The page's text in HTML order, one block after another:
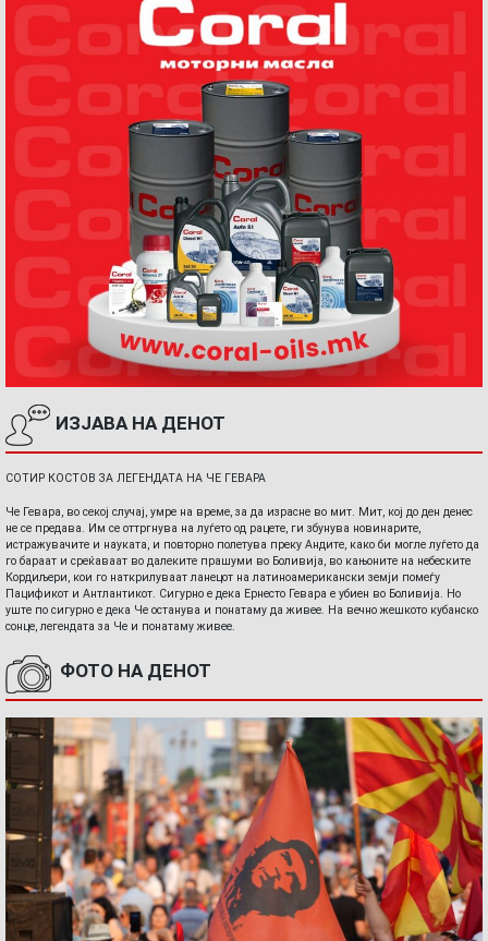
ИЗЈАВА НА ДЕНОТ
СОТИР КОСТОВ ЗА ЛЕГЕНДАТА НА ЧЕ ГЕВАРА
Че Гевара, во секој случај, умре на време, за да израсне во мит. Мит, кој до ден денес
не се предава. Им се оттргнува на луѓето од рацете, ги збунува новинарите,
истражувачите и науката, и повторно полетува преку Андите, како би могле луѓето да
го бараат и среќаваат во далеките прашуми во Боливија, во кањоните на небеските
Кордиљери, кои го наткрилуваат ланецот на латиноамерикански земји помеѓу
Пацификот и Антлантикот. Сигурно е дека Ернесто Гевара е убиен во Боливија. Но
уште по сигурно е дека Че останува и понатаму да живее. На вечно жешкото кубанско
сонце, легендата за Че и понатаму живее.
ФОТО НА ДЕНОТ